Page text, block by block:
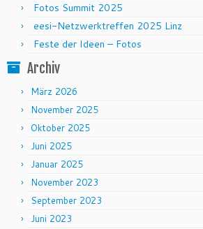
Fotos Summit 2025
eesi-Netzwerktreffen 2025 Linz
Feste der Ideen – Fotos
Archiv
März 2026
November 2025
Oktober 2025
Juni 2025
Januar 2025
November 2023
September 2023
Juni 2023